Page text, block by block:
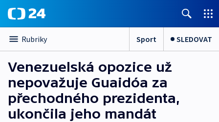
Rubriky Sport SLEDOVAT
Venezuelská opozice už
nepovažuje Guaidóa za
přechodného prezidenta,
ukončila jeho mandát